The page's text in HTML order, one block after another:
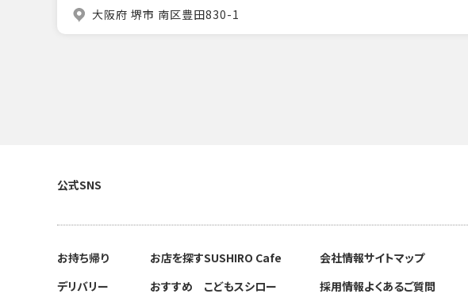
大阪府 堺市 南区豊田830-1
公式SNS
お持ち帰り
デリバリー
お店を探す
おすすめ
SUSHIRO Cafe
こどもスシロー
会社情報
採用情報
サイトマップ
よくあるご質問